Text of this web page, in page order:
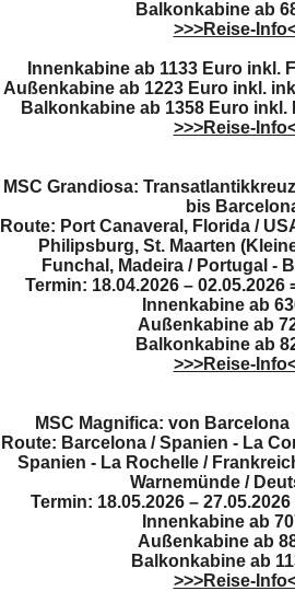
Balkonkabine ab
>>>Reise-
Innenkabine ab 1133 Euro inkl.
Außenkabine ab 1223 Euro inkl.
Balkonkabine ab 1358 Euro
>>>Reise-
MSC Grandiosa:
bis
Route: Port Canaveral, Florida /
Philipsburg, St. Maarten
Funchal, Madeira / Portugal -
Termin: 18.04.2026 – 02.05.2026
Innenkabine ab
Außenkabine ab
Balkonkabine ab
>>>Reise-
MSC Magnifica: von
Route: Barcelona / Spanien - La
Spanien - La Rochelle /
Warnemünde /
Termin: 18.05.2026 –
Innenkabine ab
Außenkabine ab
Balkonkabine ab
>>>Reise-